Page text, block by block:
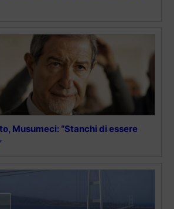
Musumeci: “Stanchi di essere